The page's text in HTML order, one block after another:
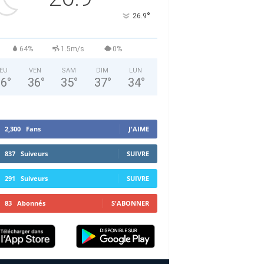
26.9°
64% 1.5m/s 0%
°
VEN
36°
SAM
35°
DIM
37°
LUN
34°
2,300 Fans J'AIME
837 Suiveurs SUIVRE
291 Suiveurs SUIVRE
83 Abonnés S'ABONNER